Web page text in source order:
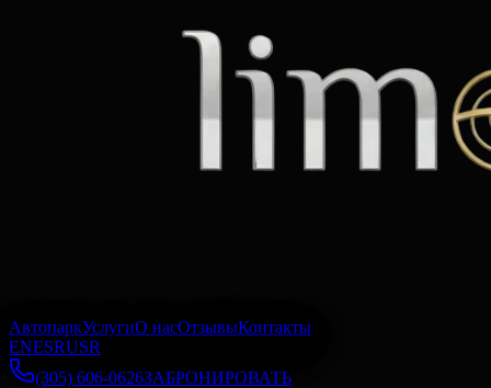
АвтопаркУслугиО насОтзывыКонтакты
ENESRUSR
(305) 606-0626ЗАБРОНИРОВАТЬ